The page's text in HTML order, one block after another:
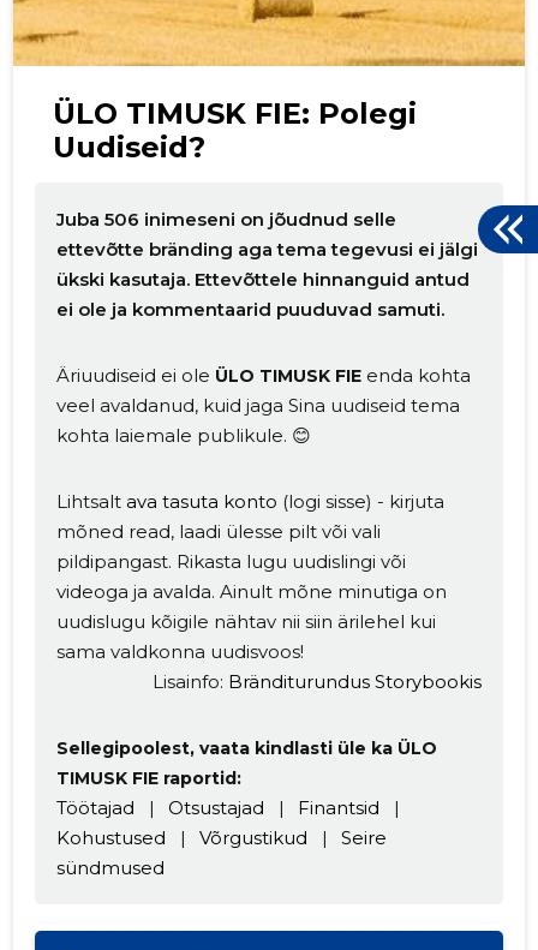
ÜLO TIMUSK FIE: Polegi
Uudiseid?
Juba 506 inimeseni on jõudnud selle
ettevõtte bränding aga tema tegevusi ei jälgi
ükski kasutaja. Ettevõttele hinnanguid antud
ei ole ja kommentaarid puuduvad samuti.
Äriuudiseid ei ole ÜLO TIMUSK FIE enda kohta
veel avaldanud, kuid jaga Sina uudiseid tema
kohta laiemale publikule. 😊
Lihtsalt ava tasuta konto (logi sisse) - kirjuta
mõned read, laadi ülesse pilt või vali
pildipangast. Rikasta lugu uudislingi või
videoga ja avalda. Ainult mõne minutiga on
uudislugu kõigile nähtav nii siin ärilehel kui
sama valdkonna uudisvoos!
Lisainfo: Bränditurundus Storybookis
Sellegipoolest, vaata kindlasti üle ka ÜLO
TIMUSK FIE raportid:
Töötajad | Otsustajad | Finantsid
|
Kohustused
| Võrgustikud |
Seire
sündmused
Muuda pildi
kirjeldust
MUUDA